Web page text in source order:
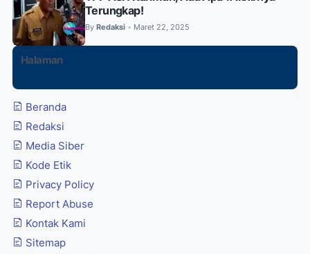
Terungkap!
By Redaksi • Maret 22, 2025
Halaman
Beranda
Redaksi
Media Siber
Kode Etik
Privacy Policy
Report Abuse
Kontak Kami
Sitemap